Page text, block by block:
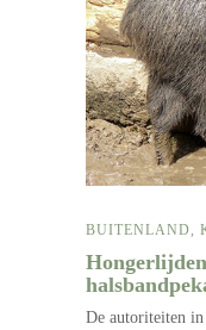
BUITENLAND
De autoriteiten in